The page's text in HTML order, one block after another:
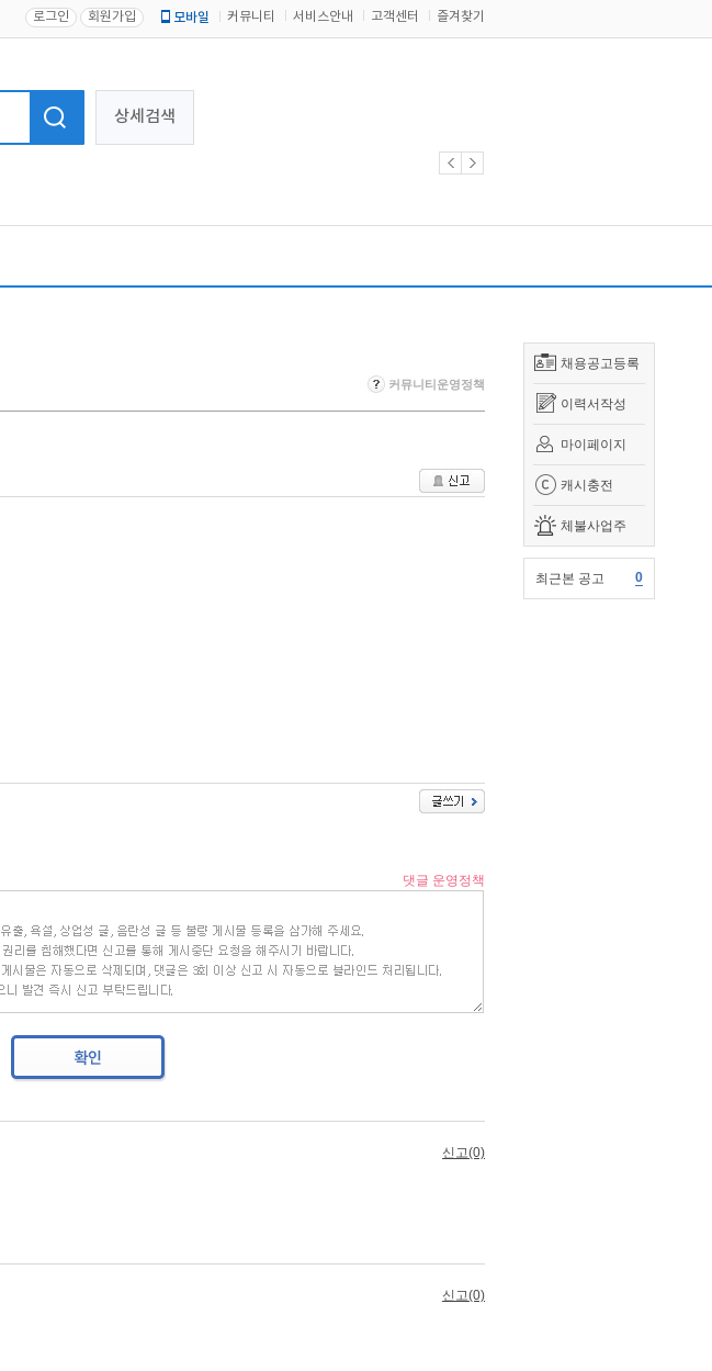
로그인 회원가입 모바일 커뮤니티 서비스안내 고객센터 즐겨찾기
상세검색
채용공고등록
이력서작성
마이페이지
캐시충전
체불사업주
최근본 공고 0
커뮤니티운영정책